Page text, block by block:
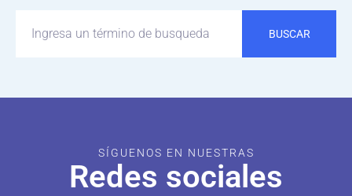
BUSCAR
SÍGUENOS EN NUESTRAS
Redes sociales